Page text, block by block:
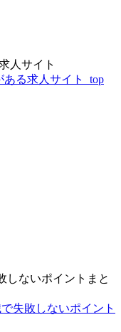
人サイト
る求人サイト_top
しないポイントまと
失敗しないポイント